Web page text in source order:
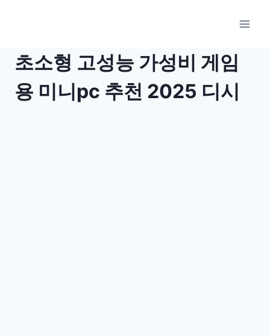
초소형 고성능 가성비 게임
용 미니pc 추천 2025 디시